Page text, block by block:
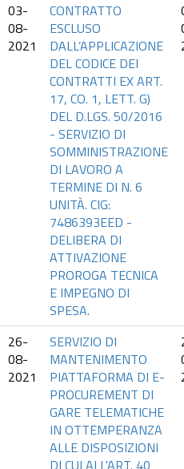
03-
08-
2021
CONTRATTO
ESCLUSO
DALL’APPLICAZIONE
DEL CODICE DEI
CONTRATTI EX ART.
17, CO. 1, LETT. G)
DEL D.LGS. 50/2016
- SERVIZIO DI
SOMMINISTRAZIONE
DI LAVORO A
TERMINE DI N. 6
UNITÀ. CIG:
7486393EED -
DELIBERA DI
ATTIVAZIONE
PROROGA TECNICA
E IMPEGNO DI
SPESA.
26-
08-
2021
SERVIZIO DI
MANTENIMENTO
PIATTAFORMA DI E-
PROCUREMENT DI
GARE TELEMATICHE
IN OTTEMPERANZA
ALLE DISPOSIZIONI
DI CUI ALL'ART. 40